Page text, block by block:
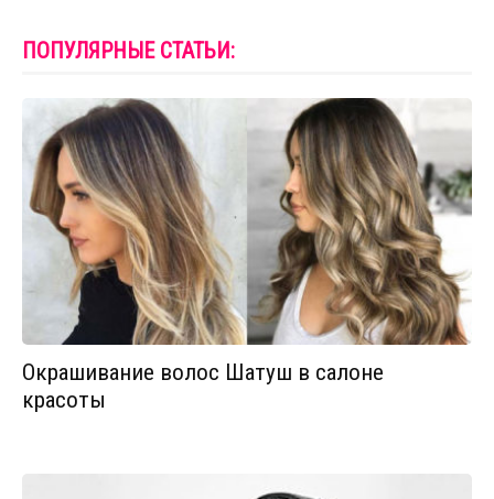
ПОПУЛЯРНЫЕ СТАТЬИ:
Окрашивание волос Шатуш в салоне
красоты